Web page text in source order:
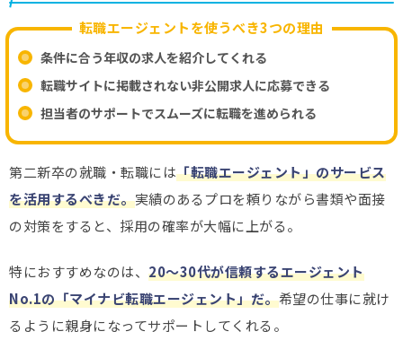
転職エージェントを使うべき3つの理由
条件に合う年収の求人を紹介してくれる
転職サイトに掲載されない非公開求人に応募できる
担当者のサポートでスムーズに転職を進められる
第二新卒の就職・転職には「転職エージェント」のサービス
を活用するべきだ。実績のあるプロを頼りながら書類や面接
の対策をすると、採用の確率が大幅に上がる。
特におすすめなのは、 20～30代が信頼するエージェント
No.1の「マイナビ転職エージェント」だ。希望の仕事に就け
るように親身になってサポートしてくれる。